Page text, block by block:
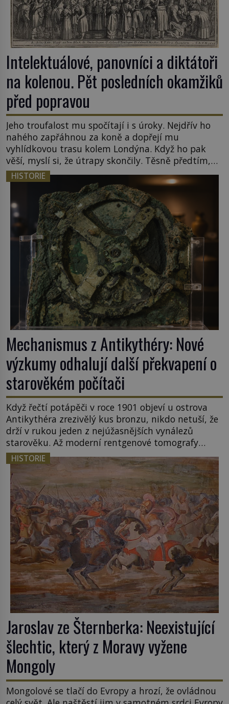
Intelektuálové, panovníci a diktátoři
na kolenou. Pět posledních okamžiků
před popravou
Jeho troufalost mu spočítají i s úroky. Nejdřív ho
nahého zapřáhnou za koně a dopřejí mu
vyhlídkovou trasu kolem Londýna. Když ho pak
věší, myslí si, že útrapy skončily. Těsně předtím,
než ztratí vědomí ho odříznou a začnou jeho tělo
zbavovat orgánů. Chvíli ještě vnímá, pak ho
vysvobodí bezvědomí a smrt. Do posledního
doušku Kdo: Sokrates […]
HISTORIE
Mechanismus z Antikythéry: Nové
výzkumy odhalují další překvapení o
starověkém počítači
Když řečtí potápěči v roce 1901 objeví u ostrova
Antikythéra zrezivělý kus bronzu, nikdo netuší, že
drží v rukou jeden z nejúžasnějších vynálezů
starověku. Až moderní rentgenové tomografy
odhalí desítky ozubených kol ukrytých uvnitř.
Mechanismus z Antikythéry je dnes považován za
nejstarší známý analogový počítač na světě. Přesto
ani po více než sto letech výzkumu […]
HISTORIE
Jaroslav ze Šternberka: Neexistující
šlechtic, který z Moravy vyžene
Mongoly
Mongolové se tlačí do Evropy a hrozí, že ovládnou